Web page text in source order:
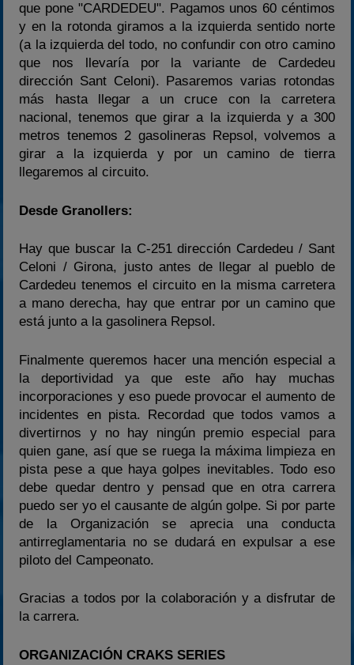
que pone "CARDEDEU". Pagamos unos 60 céntimos
y en la rotonda giramos a la izquierda sentido norte
(a la izquierda del todo, no confundir con otro camino
que nos llevaría por la variante de Cardedeu
dirección Sant Celoni). Pasaremos varias rotondas
más hasta llegar a un cruce con la carretera
nacional, tenemos que girar a la izquierda y a 300
metros tenemos 2 gasolineras Repsol, volvemos a
girar a la izquierda y por un camino de tierra
llegaremos al circuito.
Desde Granollers:
Hay que buscar la C-251 dirección Cardedeu / Sant
Celoni / Girona, justo antes de llegar al pueblo de
Cardedeu tenemos el circuito en la misma carretera
a mano derecha, hay que entrar por un camino que
está junto a la gasolinera Repsol.
Finalmente queremos hacer una mención especial a
la deportividad ya que este año hay muchas
incorporaciones y eso puede provocar el aumento de
incidentes en pista. Recordad que todos vamos a
divertirnos y no hay ningún premio especial para
quien gane, así que se ruega la máxima limpieza en
pista pese a que haya golpes inevitables. Todo eso
debe quedar dentro y pensad que en otra carrera
puedo ser yo el causante de algún golpe. Si por parte
de la Organización se aprecia una conducta
antirreglamentaria no se dudará en expulsar a ese
piloto del Campeonato.
Gracias a todos por la colaboración y a disfrutar de
la carrera.
ORGANIZACIÓN CRAKS SERIES